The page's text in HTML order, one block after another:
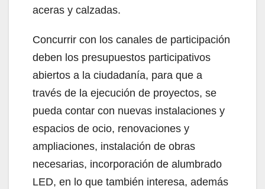
aceras y calzadas.
Concurrir con los canales de participación
deben los presupuestos participativos
abiertos a la ciudadanía, para que a
través de la ejecución de proyectos, se
pueda contar con nuevas instalaciones y
espacios de ocio, renovaciones y
ampliaciones, instalación de obras
necesarias, incorporación de alumbrado
LED, en lo que también interesa, además